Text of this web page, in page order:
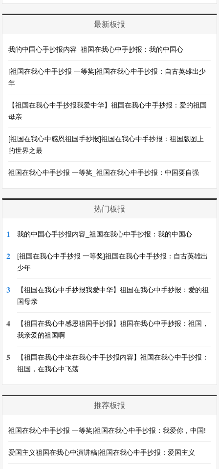
最新板报
我的中国心手抄报内容_祖国在我心中手抄报：我的中国心
[祖国在我心中手抄报 一等奖]祖国在我心中手抄报：自古英雄出少
年
【祖国在我心中手抄报我爱中华】祖国在我心中手抄报：爱的祖国
母亲
[祖国在我心中感恩祖国手抄报]祖国在我心中手抄报：祖国版图上
的世界之最
祖国在我心中手抄报 一等奖_祖国在我心中手抄报：中国要自强
热门板报
1 我的中国心手抄报内容_祖国在我心中手抄报：我的中国心
2
[祖国在我心中手抄报 一等奖]祖国在我心中手抄报：自古英雄出
少年
3
【祖国在我心中手抄报我爱中华】祖国在我心中手抄报：爱的祖
国母亲
4
【祖国在我心中感恩祖国手抄报】祖国在我心中手抄报：祖国，
我亲爱的祖国啊
5
【祖国在我心中坐在我心中手抄报内容】祖国在我心中手抄报：
祖国，在我心中飞荡
推荐板报
祖国在我心中手抄报 一等奖|祖国在我心中手抄报：我爱你，中国!
爱国主义祖国在我心中演讲稿|祖国在我心中手抄报：爱国主义